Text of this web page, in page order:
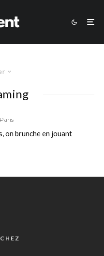
on brunche en jouant